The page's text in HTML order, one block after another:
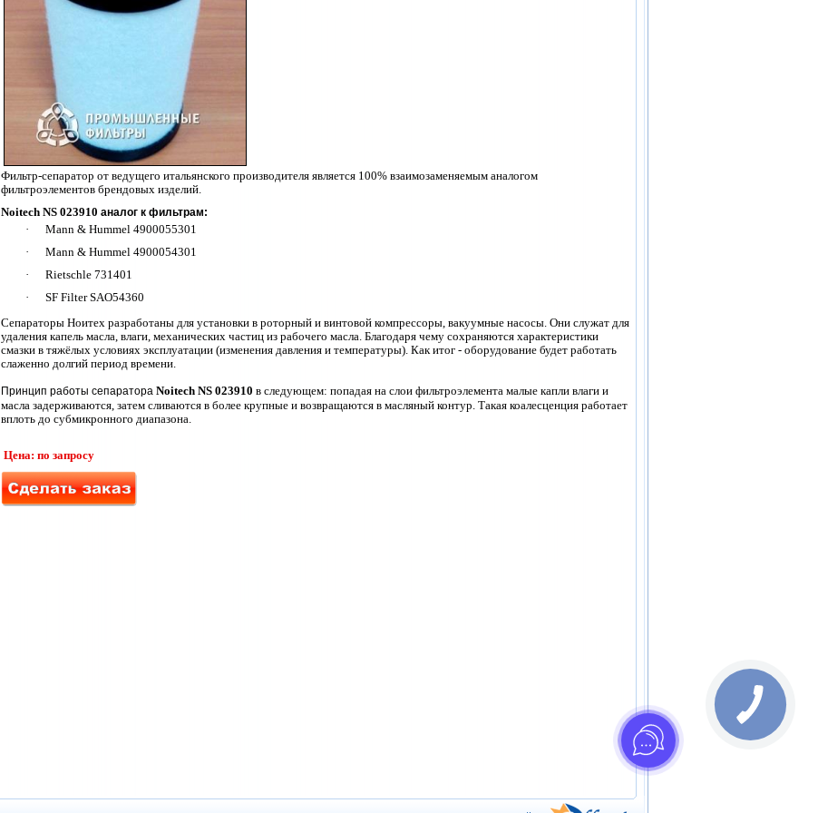
Фильтр-сепаратор от ведущего итальянского производителя является 100% взаимозаменяемым аналогом
фильтроэлементов брендовых изделий.
Noitech NS 023910 аналог к фильтрам:
·
Mann & Hummel 4900055301
·
Mann & Hummel 4900054301
·
Rietschle 731401
·
SF Filter SAO54360
Сепараторы Ноитех разработаны для установки в роторный и винтовой компрессоры, вакуумные насосы. Они служат для
удаления капель масла, влаги, механических частиц из рабочего масла. Благодаря чему сохраняются характеристики
смазки в тяжёлых условиях эксплуатации (изменения давления и температуры). Как итог - оборудование будет работать
слаженно долгий период времени.
Принцип работы сепаратора Noitech NS 023910 в следующем: попадая на слои фильтроэлемента малые капли влаги и
масла задерживаются, затем сливаются в более крупные и возвращаются в масляный контур. Такая коалесценция работает
вплоть до субмикронного диапазона.
Цена: по запросу